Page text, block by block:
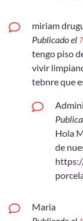
miriam
Publicado el
tengo piso
vivir
tebnre que
Hola
de
Maria